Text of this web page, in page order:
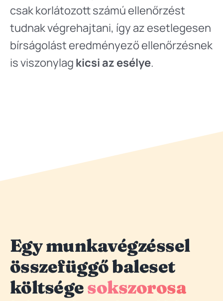
csak korlátozott számú ellenőrzést
tudnak végrehajtani, így az esetlegesen
bírságolást eredményező ellenőrzésnek
is viszonylag kicsi az esélye.
Egy munkavégzéssel
összefüggő baleset
költségesokszorosa